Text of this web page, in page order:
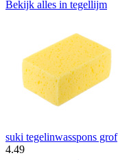
Bekijk alles in tegellijm
suki tegelinwasspons grof
4.49